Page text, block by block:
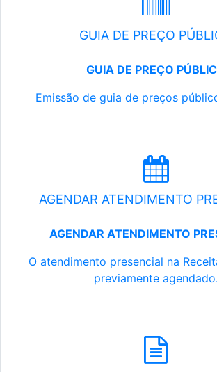
GUIA DE PREÇO
GUIA DE PREÇO
Emissão de guia de preços
AGENDAR ATENDIMENTO
AGENDAR ATENDIMENTO
O atendimento presencial na
previamente agendado.